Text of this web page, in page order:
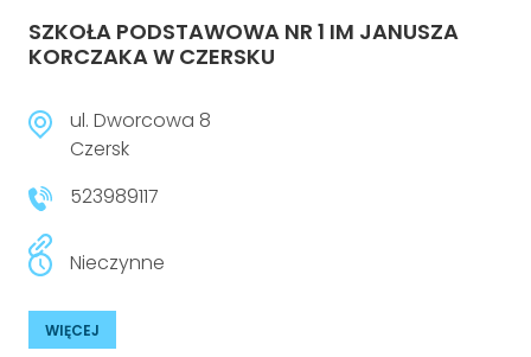
SZKOŁA PODSTAWOWA NR 1 IM JANUSZA
KORCZAKA W CZERSKU
ul. Dworcowa 8
Czersk
523989117
Nieczynne
WIĘCEJ